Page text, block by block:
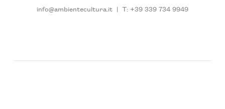
info@ambientecultura.it | T: +39 339 734 9949